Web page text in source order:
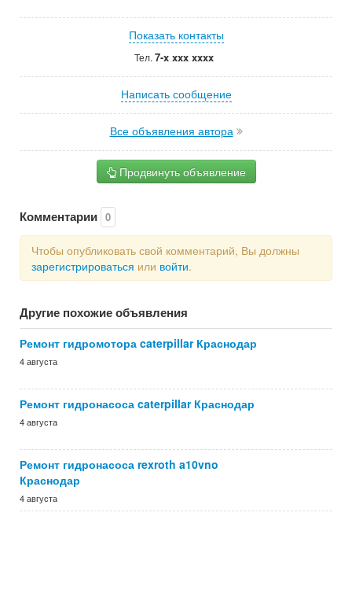
Показать контакты
Тел. 7-x xxx xxxx
Написать сообщение
Все объявления автора
Продвинуть объявление
Комментарии 0
Чтобы опубликовать свой комментарий, Вы должны
зарегистрироваться или войти.
Другие похожие объявления
Ремонт гидромотора caterpillar Краснодар
4 августа
Ремонт гидронасоса caterpillar Краснодар
4 августа
Ремонт гидронасоса rexroth a10vno
Краснодар
4 августа